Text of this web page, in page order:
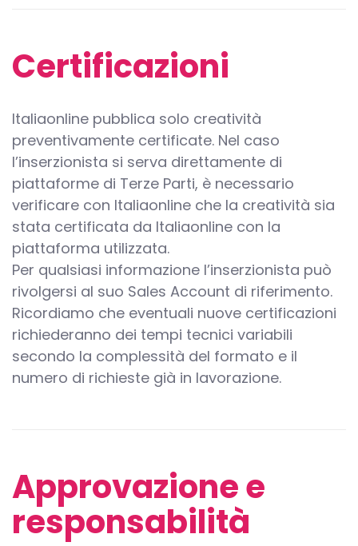
Certificazioni
Italiaonline pubblica solo creatività
preventivamente certificate. Nel caso
l’inserzionista si serva direttamente di
piattaforme di Terze Parti, è necessario
verificare con Italiaonline che la creatività sia
stata certificata da Italiaonline con la
piattaforma utilizzata.
Per qualsiasi informazione l’inserzionista può
rivolgersi al suo Sales Account di riferimento.
Ricordiamo che eventuali nuove certificazioni
richiederanno dei tempi tecnici variabili
secondo la complessità del formato e il
numero di richieste già in lavorazione.
Approvazione e
responsabilità